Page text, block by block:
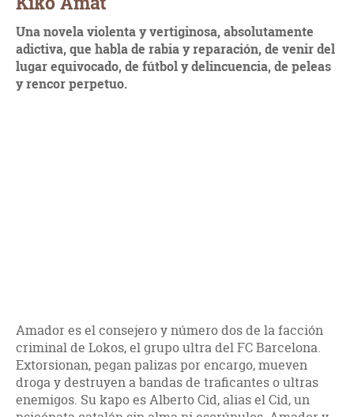
Una novela violenta y vertiginosa, absolutamente
adictiva, que habla de rabia y reparación, de venir del
lugar equivocado, de fútbol y delincuencia, de peleas
y rencor perpetuo.
Amador es el consejero y número dos de la facción
cri­minal de Lokos, el grupo ultra del FC Barcelona.
Extor­sionan, pegan palizas por encargo, mueven
droga y des­truyen a bandas de traficantes o ultras
enemigos. Su kapo es Alberto Cid, alias el Cid, un